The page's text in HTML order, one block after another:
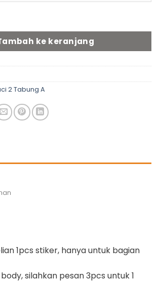
mesin cuci 2 tabung A (80cm x85cm) -
ke keranjang
2 Tabung A
1pcs stiker, hanya untuk bagian
silahkan pesan 3pcs untuk 1